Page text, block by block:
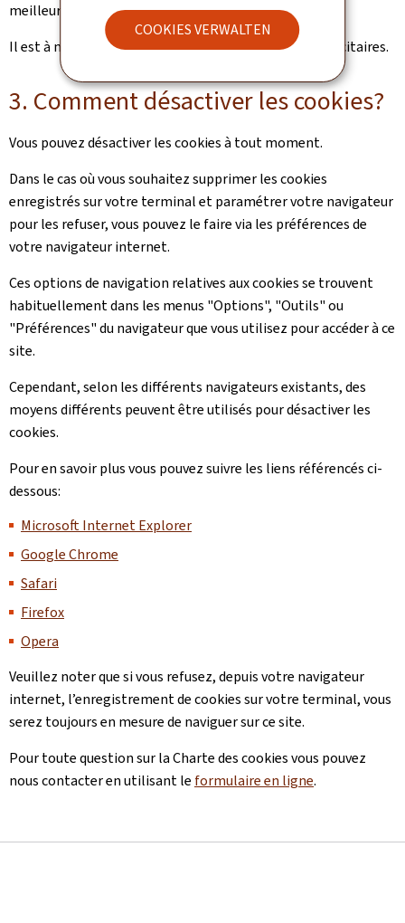
COOKIES VERWALTEN
meilleur accès à l’information.
Il est à noter que nous n’utilisons pas de cookies publicitaires.
3. Comment désactiver les cookies?
Vous pouvez désactiver les cookies à tout moment.
Dans le cas où vous souhaitez supprimer les cookies
enregistrés sur votre terminal et paramétrer votre navigateur
pour les refuser, vous pouvez le faire via les préférences de
votre navigateur internet.
Ces options de navigation relatives aux cookies se trouvent
habituellement dans les menus "Options", "Outils" ou
"Préférences" du navigateur que vous utilisez pour accéder à ce
site.
Cependant, selon les différents navigateurs existants, des
moyens différents peuvent être utilisés pour désactiver les
cookies.
Pour en savoir plus vous pouvez suivre les liens référencés ci-
dessous:
Microsoft Internet Explorer
Google Chrome
Safari
Firefox
Opera
Veuillez noter que si vous refusez, depuis votre navigateur
internet, l’enregistrement de cookies sur votre terminal, vous
serez toujours en mesure de naviguer sur ce site.
Pour toute question sur la Charte des cookies vous pouvez
nous contacter en utilisant le formulaire en ligne.